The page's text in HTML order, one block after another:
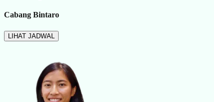
Cabang Bintaro
LIHAT JADWAL